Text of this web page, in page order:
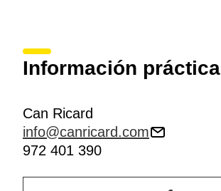
Información práctica
Can Ricard
info@canricard.com
972 401 390